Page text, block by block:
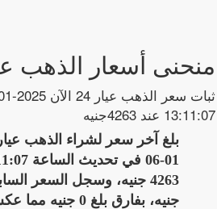
منحنى أسعار الذهب
13:11:07 عند 4263جنيه
جنيه، بفارق بلغ 0